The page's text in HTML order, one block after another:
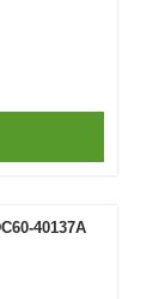
40137A